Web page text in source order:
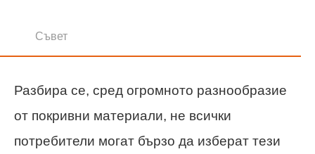
Съвет
Разбира се, сред огромното разнообразие
от покривни материали, не всички
потребители могат бързо да изберат тези